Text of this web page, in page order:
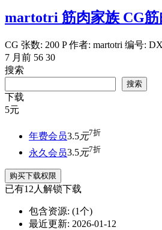
martotri 筋肉家族 CG筋
CG 张数: 200 P 作者: martotri 编号:
7 月前 56 30
搜索
搜索
下载
5元
年费会员3.5元7折
永久会员3.5元7折
购买下载权限
已有12人解锁下载
包含资源: (1个)
最近更新: 2026-01-12